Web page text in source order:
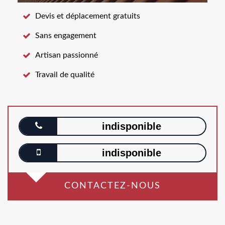
Devis et déplacement gratuits
Sans engagement
Artisan passionné
Travail de qualité
indisponible
indisponible
CONTACTEZ-NOUS